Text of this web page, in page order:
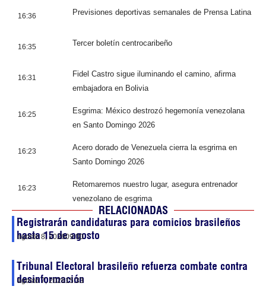
16:36 Previsiones deportivas semanales de Prensa Latina
16:35 Tercer boletín centrocaribeño
16:31
Fidel Castro sigue iluminando el camino, afirma
embajadora en Bolivia
16:25
Esgrima: México destrozó hegemonía venezolana
en Santo Domingo 2026
16:23
Acero dorado de Venezuela cierra la esgrima en
Santo Domingo 2026
16:23
Retomaremos nuestro lugar, asegura entrenador
venezolano de esgrima
RELACIONADAS
Registrarán candidaturas para comicios brasileños
hasta 15 de agosto
agosto 8, 202609:00
Tribunal Electoral brasileño refuerza combate contra
desinformación
agosto 7, 202615:33